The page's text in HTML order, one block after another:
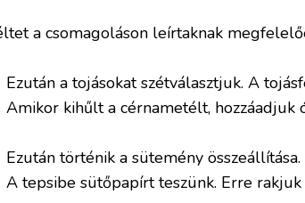
a csomagoláson leírtaknak
Ezután a tojásokat szétválasztjuk. A
Amikor kihűlt a cérnametélt, hozzáadjuk
Ezután történik a sütemény
A tepsibe sütőpapírt teszünk. Erre